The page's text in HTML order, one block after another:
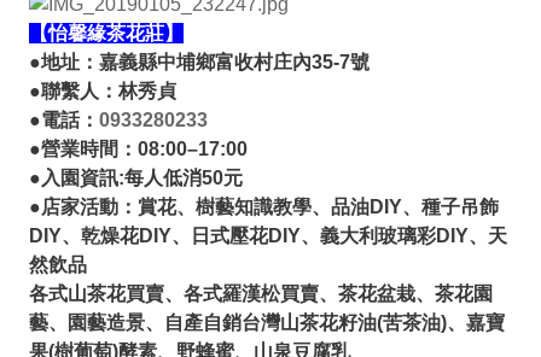
【怡馨緣茶花莊】
●地址：嘉義縣中埔鄉富收村庄內35-7號
●聯繫人：林秀貞
●電話： 0933280233
●營業時間：08:00–17:00
●入園資訊:每人低消50元
●店家活動：賞花、樹藝知識教學、品油DIY、種子吊飾
DIY、乾燥花DIY、日式壓花DIY、義大利玻璃彩DIY、天
然飲品
各式山茶花買賣、各式羅漢松買賣、茶花盆栽、茶花園
藝、園藝造景、自產自銷台灣山茶花籽油(苦茶油)、嘉寶
果(樹葡萄)酵素、野蜂蜜、山泉豆腐乳